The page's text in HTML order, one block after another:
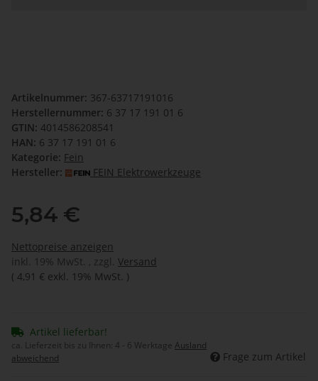
Artikelnummer: 367-63717191016
Herstellernummer: 6 37 17 191 01 6
GTIN: 4014586208541
HAN: 6 37 17 191 01 6
Kategorie: Fein
Hersteller:
FEIN Elektrowerkzeuge
5,84 €
Nettopreise anzeigen
inkl. 19% MwSt. , zzgl. Versand
( 4,91 € exkl. 19% MwSt. )
Artikel lieferbar!
ca. Lieferzeit bis zu Ihnen: 4 - 6 Werktage Ausland
abweichend
Frage zum Artikel